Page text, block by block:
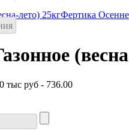
лето) 25кгФертика
тыс руб - 736.00